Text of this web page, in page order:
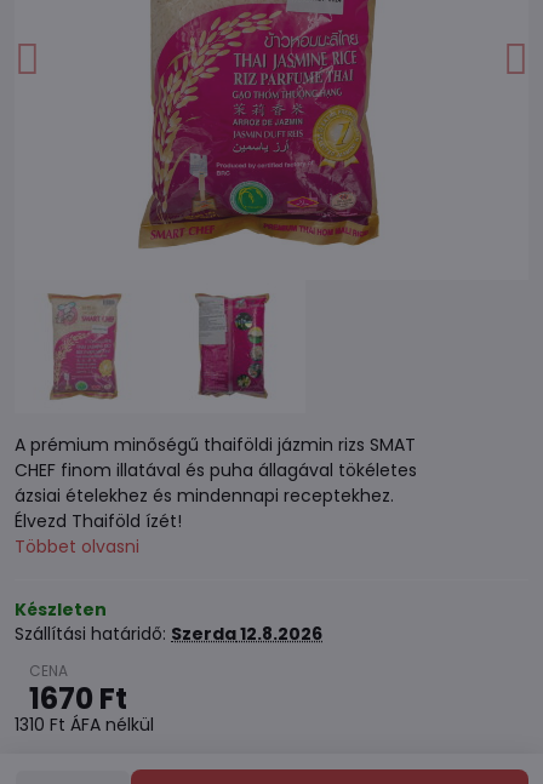
A prémium minőségű thaiföldi jázmin rizs SMAT
CHEF finom illatával és puha állagával tökéletes
ázsiai ételekhez és mindennapi receptekhez.
Élvezd Thaiföld ízét!
Többet olvasni
Készleten
Szállítási határidő: Szerda12.8.2026
1670 Ft
1310 Ft ÁFA nélkül